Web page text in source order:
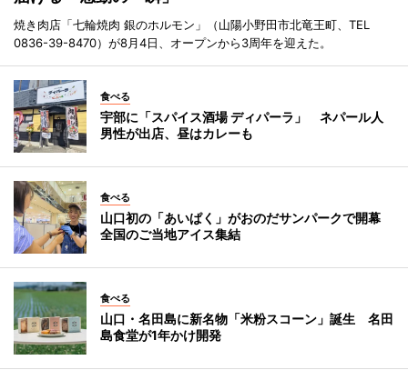
焼き肉店「七輪焼肉 銀のホルモン」（山陽小野田市北竜王町、TEL
0836-39-8470）が8月4日、オープンから3周年を迎えた。
食べる
宇部に「スパイス酒場 ディパーラ」 ネパール人
男性が出店、昼はカレーも
食べる
山口初の「あいぱく」がおのだサンパークで開幕
全国のご当地アイス集結
食べる
山口・名田島に新名物「米粉スコーン」誕生 名田
島食堂が1年かけ開発